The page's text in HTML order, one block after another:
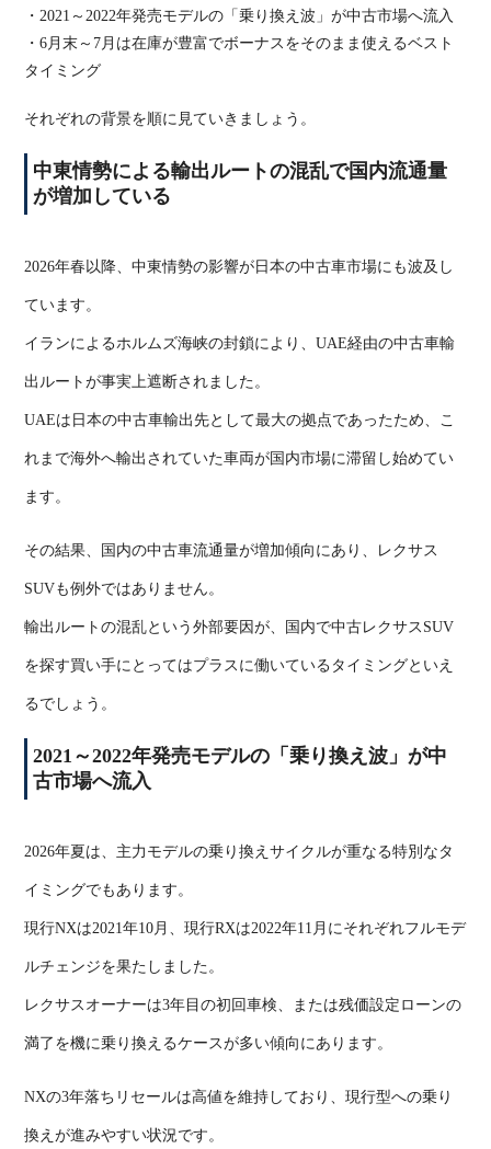
・2021 ～ 2022年発売モデルの「乗り換え波」が中古市場へ流入
・6 月末～ 7 月は在庫が豊富でボーナスをそのまま使えるベスト
タイミング
それぞれの背景を順に見ていきましょう。
中東情勢による輸出ルートの混乱で国内流通量
が増加している
2026年春以降、中東情勢の影響が日本の中古車市場にも波及し
ています。
イランによるホルムズ海峡の封鎖により、UAE経由の中古車輸
出ルートが事実上遮断されました。
UAEは日本の中古車輸出先として最大の拠点であったため、こ
れまで海外へ輸出されていた車両が国内市場に滞留し始めてい
ます。
その結果、国内の中古車流通量が増加傾向にあり、レクサス
SUVも例外ではありません。
輸出ルートの混乱という外部要因が、国内で中古レクサス SUV
を探す買い手にとってはプラスに働いているタイミングといえ
るでしょう。
2021 ～2022年発売モデルの「乗り換え波」が中
古市場へ流入
2026年夏は、主力モデルの乗り換えサイクルが重なる特別なタ
イミングでもあります。
現行NXは2021年10 月、現行RXは2022年11 月にそれぞれフルモデ
ルチェンジを果たしました。
レクサスオーナーは3年目の初回車検、または残価設定ローンの
満了を機に乗り換えるケースが多い傾向にあります。
NXの3年落ちリセールは高値を維持しており、現行型への乗り
換えが進みやすい状況です。